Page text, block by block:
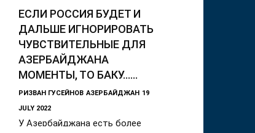
ЕСЛИ РОССИЯ БУДЕТ И
ДАЛЬШЕ ИГНОРИРОВАТЬ
ЧУВСТВИТЕЛЬНЫЕ ДЛЯ
АЗЕРБАЙДЖАНА
МОМЕНТЫ, ТО БАКУ…...
РИЗВАН ГУСЕЙНОВ АЗЕРБАЙДЖАН 19
JULY 2022
У Азербайджана есть более